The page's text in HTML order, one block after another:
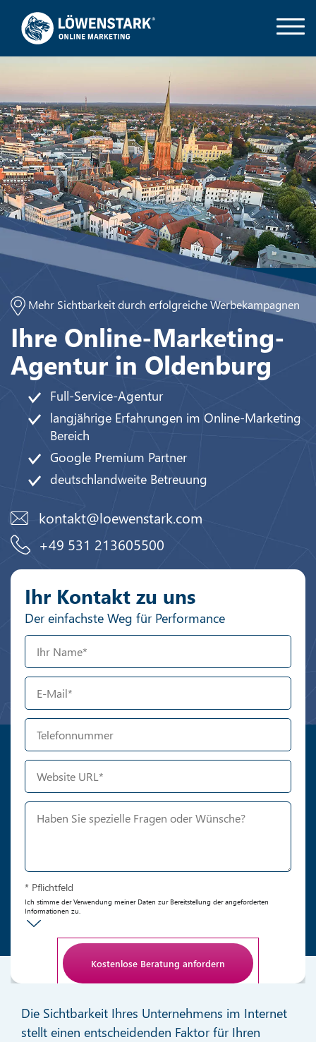
Mehr Sichtbarkeit durch erfolgreiche Werbekampagnen
Ihre Online-Marketing-
Agentur in Oldenburg
Full-Service-Agentur
langjährige Erfahrungen im Online-Marketing
Bereich
Google Premium Partner
deutschlandweite Betreuung
kontakt@loewenstark.com
+49 531 213605500
Ihr Kontakt zu uns
Der einfachste Weg für Performance
* Pflichtfeld
Ich stimme der Verwendung meiner Daten zur Bereitstellung der angeforderten
Informationen zu.
Hier klicken
Friendly
Die Sichtbarkeit Ihres Unternehmens im Internet
stellt einen entscheidenden Faktor für Ihren